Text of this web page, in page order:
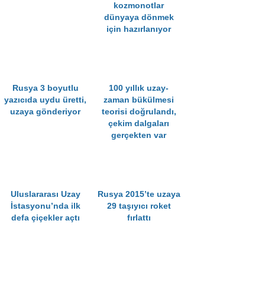
kozmonotlar
dünyaya dönmek
için hazırlanıyor
Rusya 3 boyutlu
yazıcıda uydu üretti,
uzaya gönderiyor
100 yıllık uzay-
zaman bükülmesi
teorisi doğrulandı,
çekim dalgaları
gerçekten var
Uluslararası Uzay
İstasyonu’nda ilk
defa çiçekler açtı
Rusya 2015’te uzaya
29 taşıyıcı roket
fırlattı